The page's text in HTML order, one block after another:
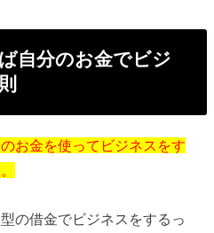
自分のお金でビジ
お金を使ってビジネスをす
の借金でビジネスをするっ